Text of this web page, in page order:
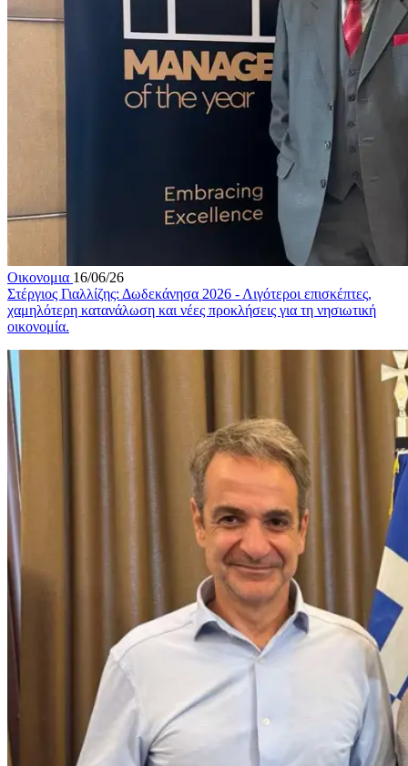
Οικονομια 16/06/26
Στέργιος Γιαλλίζης: Δωδεκάνησα 2026 - Λιγότεροι επισκέπτες,
χαμηλότερη κατανάλωση και νέες προκλήσεις για τη νησιωτική
οικονομία.